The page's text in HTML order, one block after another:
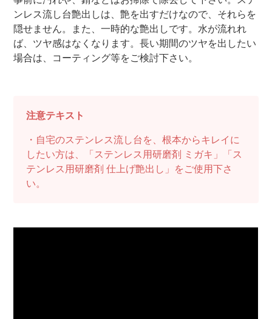
ンレス流し台艶出しは、艶を出すだけなので、それらを
隠せません。また、一時的な艶出しです。水が流れれ
ば、ツヤ感はなくなります。長い期間のツヤを出したい
場合は、コーティング等をご検討下さい。
注意テキスト
・自宅のステンレス流し台を、根本からキレイに
したい方は、「ステンレス用研磨剤 ミガキ」「ス
テンレス用研磨剤 仕上げ艶出し」をご使用下さ
い。